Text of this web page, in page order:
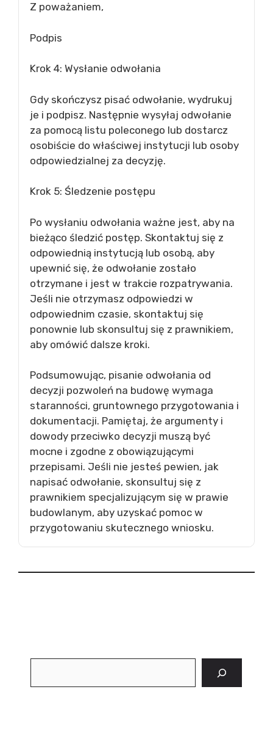
Z poważaniem,
Podpis
Krok 4: Wysłanie odwołania
Gdy skończysz pisać odwołanie, wydrukuj
je i podpisz. Następnie wysyłaj odwołanie
za pomocą listu poleconego lub dostarcz
osobiście do właściwej instytucji lub osoby
odpowiedzialnej za decyzję.
Krok 5: Śledzenie postępu
Po wysłaniu odwołania ważne jest, aby na
bieżąco śledzić postęp. Skontaktuj się z
odpowiednią instytucją lub osobą, aby
upewnić się, że odwołanie zostało
otrzymane i jest w trakcie rozpatrywania.
Jeśli nie otrzymasz odpowiedzi w
odpowiednim czasie, skontaktuj się
ponownie lub skonsultuj się z prawnikiem,
aby omówić dalsze kroki.
Podsumowując, pisanie odwołania od
decyzji pozwoleń na budowę wymaga
staranności, gruntownego przygotowania i
dokumentacji. Pamiętaj, że argumenty i
dowody przeciwko decyzji muszą być
mocne i zgodne z obowiązującymi
przepisami. Jeśli nie jesteś pewien, jak
napisać odwołanie, skonsultuj się z
prawnikiem specjalizującym się w prawie
budowlanym, aby uzyskać pomoc w
przygotowaniu skutecznego wniosku.